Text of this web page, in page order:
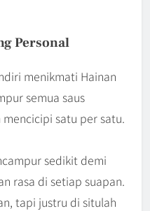
Personal
menikmati Hainan
semua saus
satu per satu.
sedikit demi
rasa di setiap suapan.
tapi justru di situlah